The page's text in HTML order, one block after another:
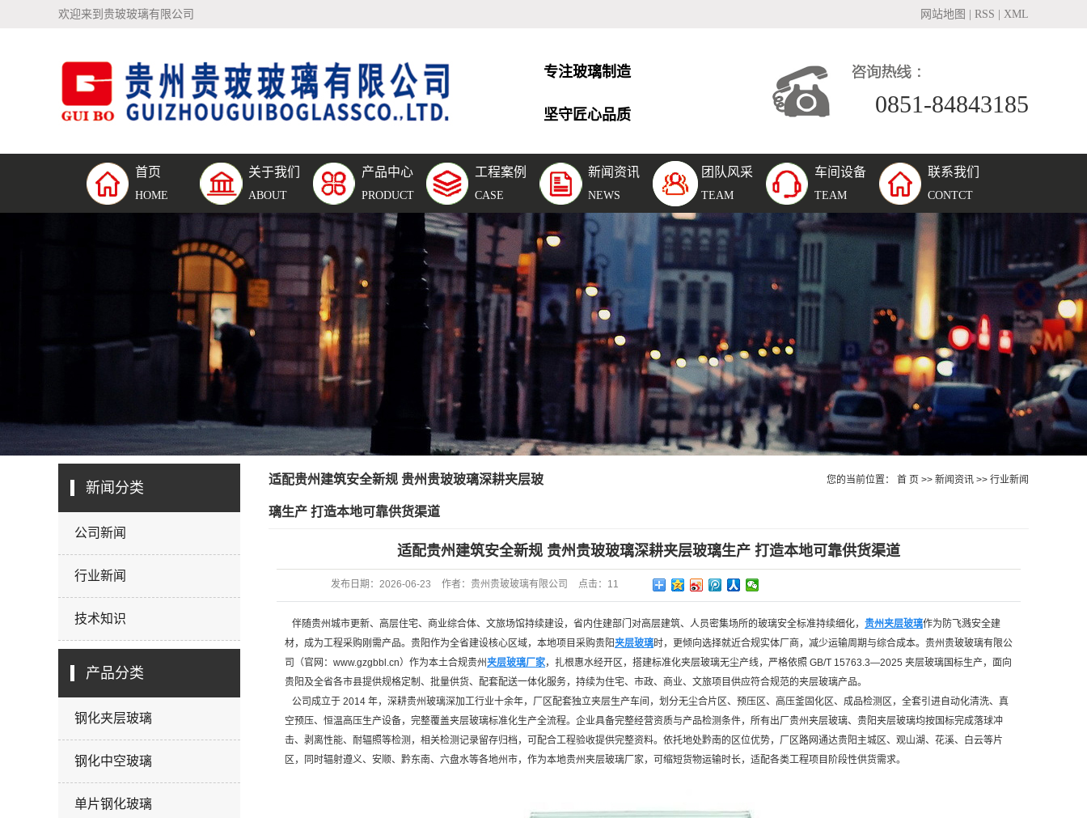
欢迎来到贵玻玻璃有限公司 网站地图 RSS XML
专注玻璃制造
坚守匠心品质 0851-84843185
首页
HOME
关于我们
ABOUT
公司简介
产品中心
PRODUCT
钢化夹层玻
璃
钢化中空玻
璃
单片钢化玻
璃
防弹玻璃
工程案例
CASE
工程案例
团队风采
车间设备
新闻资讯
NEWS
公司新闻
行业新闻
技术知识
团队风采
TEAM
团队风采
车间设备
TEAM
团队风采
联系我们
CONTCT
新闻分类
公司新闻
行业新闻
技术知识
产品分类
钢化夹层玻璃
钢化中空玻璃
单片钢化玻璃
适配贵州建筑安全新规 贵州贵玻玻璃深耕夹层玻
璃生产 打造本地可靠供货渠道
您的当前位置： 首 页 >> 新闻资讯 >> 行业新闻
适配贵州建筑安全新规 贵州贵玻玻璃深耕夹层玻璃生产 打造本地可靠供货渠道
发布日期： 2026-06-23 作者： 贵州贵玻玻璃有限公司 点击： 11
伴随贵州城市更新、高层住宅、商业综合体、文旅场馆持续建设，省内住建部门对高层建筑、人员密集场所的玻璃安全标准持续细化， 贵州夹层玻璃作为防飞溅安全建
材，成为工程采购刚需产品。贵阳作为全省建设核心区域，本地项目采购贵阳夹层玻璃时，更倾向选择就近合规实体厂商，减少运输周期与综合成本。贵州贵玻玻璃有限公
司（官网：www.gzgbbl.cn）作为本土合规贵州夹层玻璃厂家，扎根惠水经开区，搭建标准化夹层玻璃无尘产线，严格依照 GB/T 15763.3—2025 夹层玻璃国标生产，面向
贵阳及全省各市县提供规格定制、批量供货、配套配送一体化服务，持续为住宅、市政、商业、文旅项目供应符合规范的夹层玻璃产品。
公司成立于 2014 年，深耕贵州玻璃深加工行业十余年，厂区配套独立夹层生产车间，划分无尘合片区、预压区、高压釜固化区、成品检测区，全套引进自动化清洗、真
空预压、恒温高压生产设备，完整覆盖夹层玻璃标准化生产全流程。企业具备完整经营资质与产品检测条件，所有出厂贵州夹层玻璃、贵阳夹层玻璃均按国标完成落球冲
击、剥离性能、耐辐照等检测，相关检测记录留存归档，可配合工程验收提供完整资料。依托地处黔南的区位优势，厂区路网通达贵阳主城区、观山湖、花溪、白云等片
区，同时辐射遵义、安顺、黔东南、六盘水等各地州市，作为本地贵州夹层玻璃厂家，可缩短货物运输时长，适配各类工程项目阶段性供货需求。